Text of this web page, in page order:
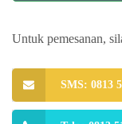
Untuk pemesanan,
SMS: 0813